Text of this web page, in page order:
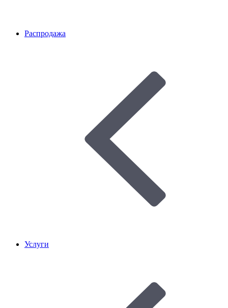
Распродажа
Услуги